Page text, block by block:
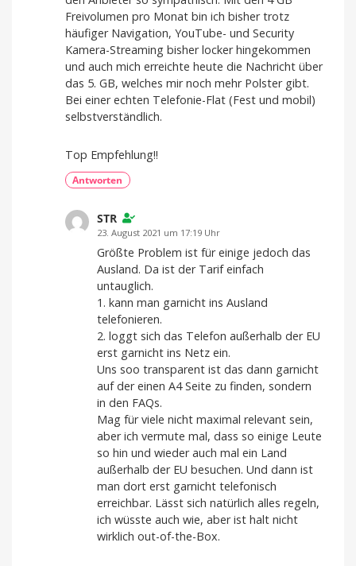
Freivolumen pro Monat bin ich bisher trotz
häufiger Navigation, YouTube- und Security
Kamera-Streaming bisher locker hingekommen
und auch mich erreichte heute die Nachricht über
das 5. GB, welches mir noch mehr Polster gibt.
Bei einer echten Telefonie-Flat (Fest und mobil)
selbstverständlich.
Top Empfehlung!!
Antworten
STR
23. August 2021 um 17:19 Uhr
Größte Problem ist für einige jedoch das
Ausland. Da ist der Tarif einfach
untauglich.
1. kann man garnicht ins Ausland
telefonieren.
2. loggt sich das Telefon außerhalb der EU
erst garnicht ins Netz ein.
Uns soo transparent ist das dann garnicht
auf der einen A4 Seite zu finden, sondern
in den FAQs.
Mag für viele nicht maximal relevant sein,
aber ich vermute mal, dass so einige Leute
so hin und wieder auch mal ein Land
außerhalb der EU besuchen. Und dann ist
man dort erst garnicht telefonisch
erreichbar. Lässt sich natürlich alles regeln,
ich wüsste auch wie, aber ist halt nicht
wirklich out-of-the-Box.